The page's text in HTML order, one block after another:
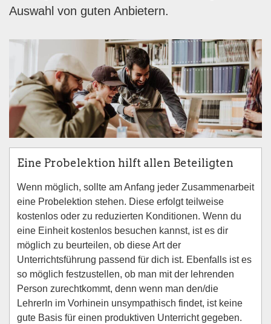
Auswahl von guten Anbietern.
Eine Probelektion hilft allen Beteiligten
Wenn möglich, sollte am Anfang jeder Zusammenarbeit
eine Probelektion stehen. Diese erfolgt teilweise
kostenlos oder zu reduzierten Konditionen. Wenn du
eine Einheit kostenlos besuchen kannst, ist es dir
möglich zu beurteilen, ob diese Art der
Unterrichtsführung passend für dich ist. Ebenfalls ist es
so möglich festzustellen, ob man mit der lehrenden
Person zurechtkommt, denn wenn man den/die
LehrerIn im Vorhinein unsympathisch findet, ist keine
gute Basis für einen produktiven Unterricht gegeben.